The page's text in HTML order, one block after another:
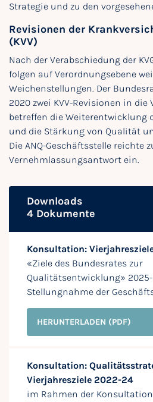
Strategie und zu den
Revisionen der
(KVV)
Nach der Verabschiedung der
folgen auf Verordnungsebene
Weichenstellungen. Der
2020 zwei KVV-Revisionen in die
betreffen die Weiterentwicklung
und die Stärkung von Qualität
Die ANQ-Geschäftsstelle reichte
Vernehmlassungsantwort ein.
Downloads
4 Dokumente
Konsultation:
«Ziele des Bundesrates zur
Qualitätsentwicklung»
Stellungnahme der
HERUNTERLADEN (PDF)
Konsultation:
Vierjahresziele 2022-24
im Rahmen der